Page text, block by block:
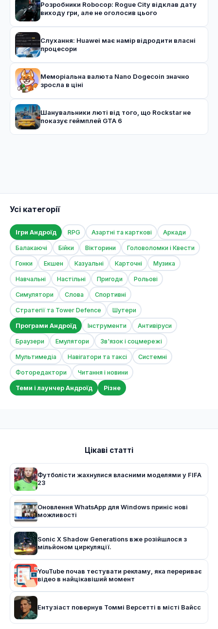
Розробники Robocop: Rogue City відклав дату
виходу гри, але не оголосив цього
Слухання: Huawei має намір відродити власні
процесори
Меморіальна валюта Nano Dogecoin значно
зросла в ціні
Шанувальники люті від того, що Rockstar не
показує геймплей GTA 6
Усі категорії
Ігри Андроїд RPG Азартні та карткові Аркади
Балакаючі Бійки Вікторини Головоломки і Квести
Гонки Екшен Казуальні Карточні Музика
Навчальні Настільні Пригоди Рольові
Симулятори Слова Спортивні
Стратегії та Tower Defence Шутери
Програми Андроїд Інструменти Антивіруси
Браузери Емулятори Зв'язок і соцмережі
Мультимедіа Навігатори та таксі Системні
Фоторедактори Читання і новини
Теми і лаунчер Андроїд Різне
Цікаві статті
Футболісти жахнулися власними моделями у FIFA
23
Оновлення WhatsApp для Windows приніс нові
можливості
Sonic X Shadow Generations вже розійшлося з
мільйоном циркуляції.
YouTube почав тестувати рекламу, яка перериває
відео в найцікавіший момент
Ентузіаст повернув Томмі Версетті в місті Вайсс